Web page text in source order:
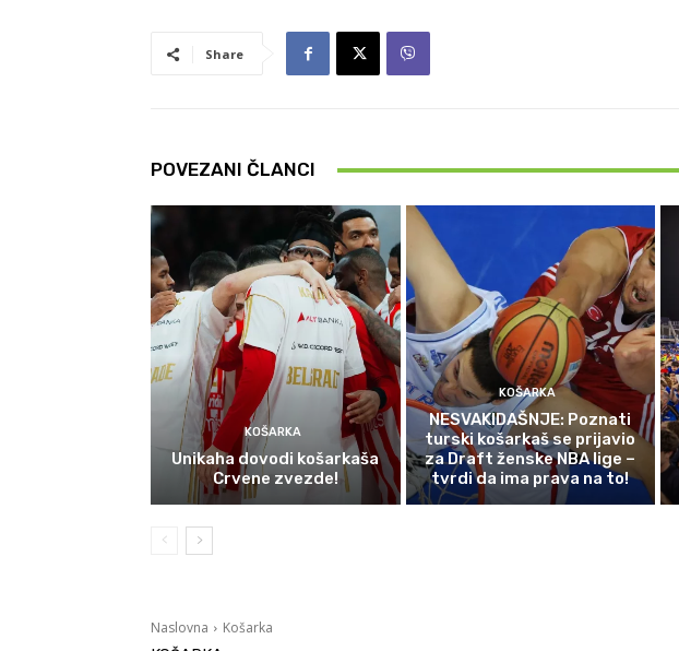
Share
POVEZANI ČLANCI
KOŠARKA
Unikaha dovodi košarkaša
Crvene zvezde!
KOŠARKA
NESVAKIDAŠNJE: Poznati
turski košarkaš se prijavio
za Draft ženske NBA lige –
tvrdi da ima prava na to!